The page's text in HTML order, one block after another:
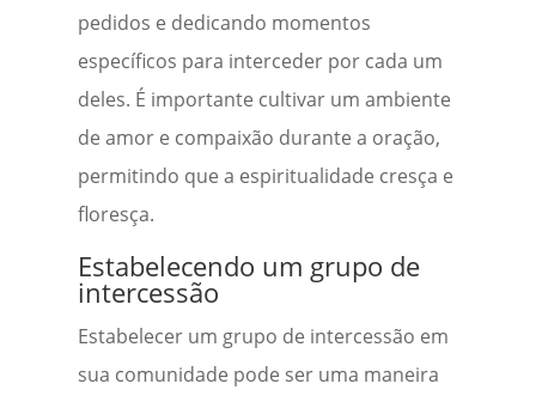
pedidos e dedicando momentos
específicos para interceder por cada um
deles. É importante cultivar um ambiente
de amor e compaixão durante a oração,
permitindo que a espiritualidade cresça e
floresça.
Estabelecendo um grupo de
intercessão
Estabelecer um grupo de intercessão em
sua comunidade pode ser uma maneira